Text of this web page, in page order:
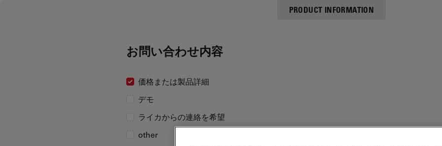
PRODUCT INFORMATION
お問い合わせ内容
価格または製品詳細
デモ
ライカからの連絡を希望
other